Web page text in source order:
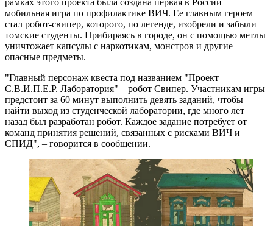
рамках этого проекта была создана первая в России
мобильная игра по профилактике ВИЧ. Ее главным героем
стал робот-свипер, которого, по легенде, изобрели и забыли
томские студенты. Прибираясь в городе, он с помощью метлы
уничтожает капсулы с наркотикам, монстров и другие
опасные предметы.
"Главный персонаж квеста под названием "Проект
С.В.И.П.Е.Р. Лаборатория" – робот Свипер. Участникам игры
предстоит за 60 минут выполнить девять заданий, чтобы
найти выход из студенческой лаборатории, где много лет
назад был разработан робот. Каждое задание потребует от
команд принятия решений, связанных с рисками ВИЧ и
СПИД", – говорится в сообщении.